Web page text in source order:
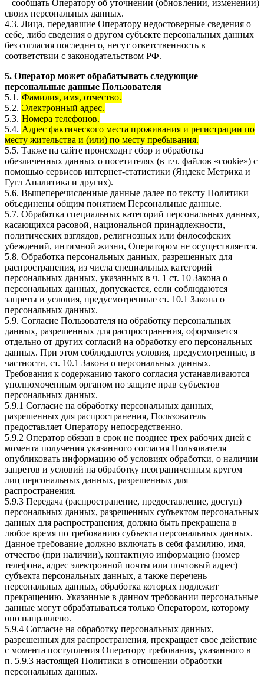
– сообщать Оператору об уточнении (обновлении, изменении)
своих персональных данных.
4.3. Лица, передавшие Оператору недостоверные сведения о
себе, либо сведения о другом субъекте персональных данных
без согласия последнего, несут ответственность в
соответствии с законодательством РФ.
5. Оператор может обрабатывать следующие
персональные данные Пользователя
5.1. Фамилия, имя, отчество.
5.2. Электронный адрес.
5.3. Номера телефонов.
5.4. Адрес фактического места проживания и регистрации по
месту жительства и (или) по месту пребывания.
5.5. Также на сайте происходит сбор и обработка
обезличенных данных о посетителях (в т.ч. файлов «cookie») с
помощью сервисов интернет-статистики (Яндекс Метрика и
Гугл Аналитика и других).
5.6. Вышеперечисленные данные далее по тексту Политики
объединены общим понятием Персональные данные.
5.7. Обработка специальных категорий персональных данных,
касающихся расовой, национальной принадлежности,
политических взглядов, религиозных или философских
убеждений, интимной жизни, Оператором не осуществляется.
5.8. Обработка персональных данных, разрешенных для
распространения, из числа специальных категорий
персональных данных, указанных в ч. 1 ст. 10 Закона о
персональных данных, допускается, если соблюдаются
запреты и условия, предусмотренные ст. 10.1 Закона о
персональных данных.
5.9. Согласие Пользователя на обработку персональных
данных, разрешенных для распространения, оформляется
отдельно от других согласий на обработку его персональных
данных. При этом соблюдаются условия, предусмотренные, в
частности, ст. 10.1 Закона о персональных данных.
Требования к содержанию такого согласия устанавливаются
уполномоченным органом по защите прав субъектов
персональных данных.
5.9.1 Согласие на обработку персональных данных,
разрешенных для распространения, Пользователь
предоставляет Оператору непосредственно.
5.9.2 Оператор обязан в срок не позднее трех рабочих дней с
момента получения указанного согласия Пользователя
опубликовать информацию об условиях обработки, о наличии
запретов и условий на обработку неограниченным кругом
лиц персональных данных, разрешенных для
распространения.
5.9.3 Передача (распространение, предоставление, доступ)
персональных данных, разрешенных субъектом персональных
данных для распространения, должна быть прекращена в
любое время по требованию субъекта персональных данных.
Данное требование должно включать в себя фамилию, имя,
отчество (при наличии), контактную информацию (номер
телефона, адрес электронной почты или почтовый адрес)
субъекта персональных данных, а также перечень
персональных данных, обработка которых подлежит
прекращению. Указанные в данном требовании персональные
данные могут обрабатываться только Оператором, которому
оно направлено.
5.9.4 Согласие на обработку персональных данных,
разрешенных для распространения, прекращает свое действие
с момента поступления Оператору требования, указанного в
п. 5.9.3 настоящей Политики в отношении обработки
персональных данных.